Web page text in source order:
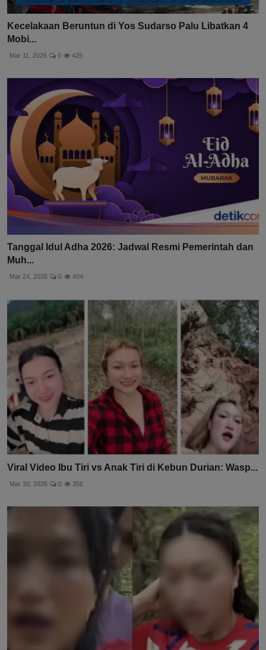
Kecelakaan Beruntun di Yos Sudarso Palu Libatkan 4
Mobi...
Mar 11, 2026 0 425
Tanggal Idul Adha 2026: Jadwal Resmi Pemerintah dan
Muh...
Mar 24, 2026 0 404
Viral Video Ibu Tiri vs Anak Tiri di Kebun Durian: Wasp...
Mar 30, 2026 0 356